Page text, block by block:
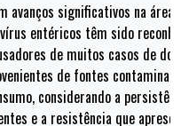
avanços significativos na
entéricos têm sido
de muitos casos de
de fontes
considerando a
e a resistência que